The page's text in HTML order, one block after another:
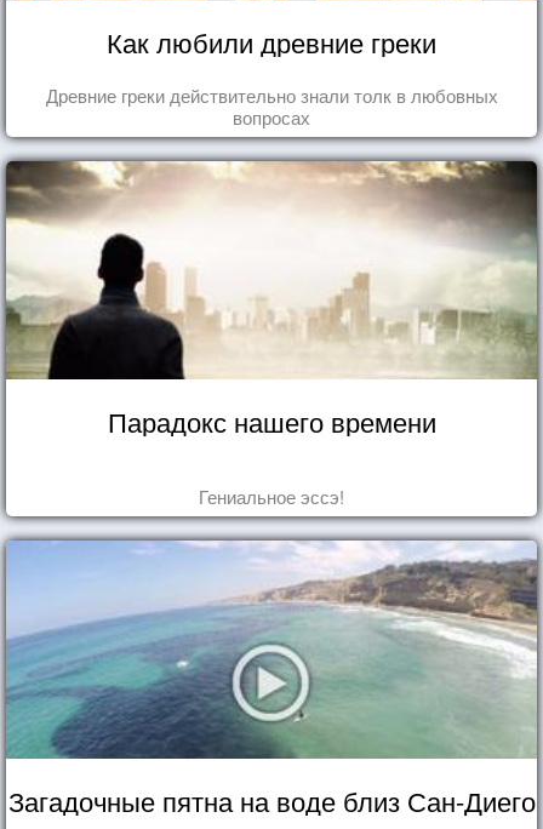
Как любили древние греки
Древние греки действительно знали толк в любовных
вопросах
Парадокс нашего времени
Гениальное эссэ!
Загадочные пятна на воде близ Сан-Диего